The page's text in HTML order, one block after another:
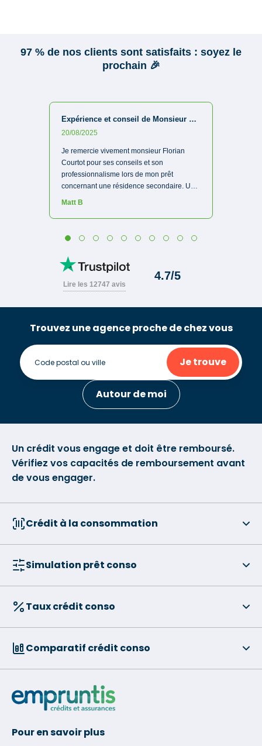
Trouvez une agence proche de chez vous
Je trouve
Autour de moi
Un crédit vous engage et doit être remboursé.
Vérifiez vos capacités de remboursement avant
de vous engager.
Crédit à la consommation
Simulation prêt conso
Taux crédit conso
Comparatif crédit conso
Pour en savoir plus